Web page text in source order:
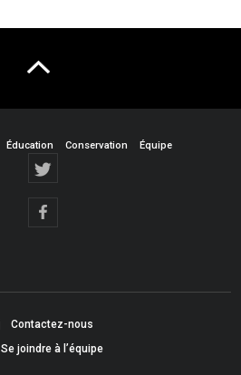
Éducation Conservation Équipe
Contactez-nous
Se joindre à l’équipe